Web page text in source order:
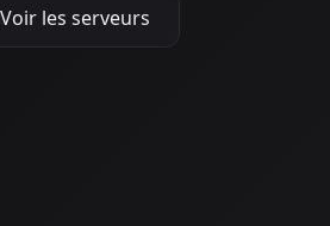
Voir les serveurs